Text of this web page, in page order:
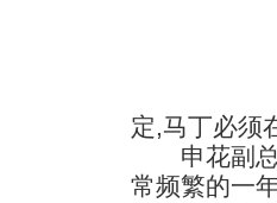
定,马丁必须
申花副总
常频繁的一